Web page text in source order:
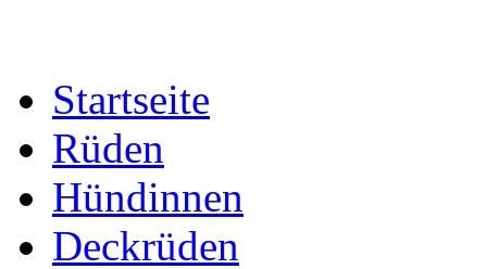
Startseite
Rüden
Hündinnen
Deckrüden